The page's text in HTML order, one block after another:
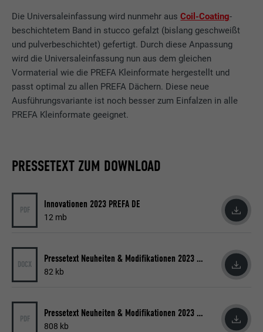
Die Universaleinfassung wird nunmehr ausCoil-Coating-
beschichtetem Band in stucco gefalzt (bislang geschweißt
und pulverbeschichtet) gefertigt. Durch diese Anpassung
wird die Universaleinfassung nun aus dem gleichen
Vormaterial wie die PREFA Kleinformate hergestellt und
passt optimal zu allen PREFA Dächern. Diese neue
Ausführungsvariante ist noch besser zum Einfalzen in alle
PREFA Kleinformate geeignet.
PRESSETEXT ZUM DOWNLOAD
PDF Innovationen 2023 PREFA DE
12 mb
DOCX Pressetext Neuheiten & Modifikationen 2023 (DOCX)
82 kb
PDF Pressetext Neuheiten & Modifikationen 2023 (PDF)
808 kb